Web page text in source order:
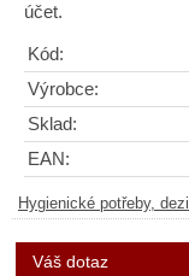
účet.
Kód:
Výrobce:
Sklad:
EAN:
Hygienické potřeby,
Váš dotaz